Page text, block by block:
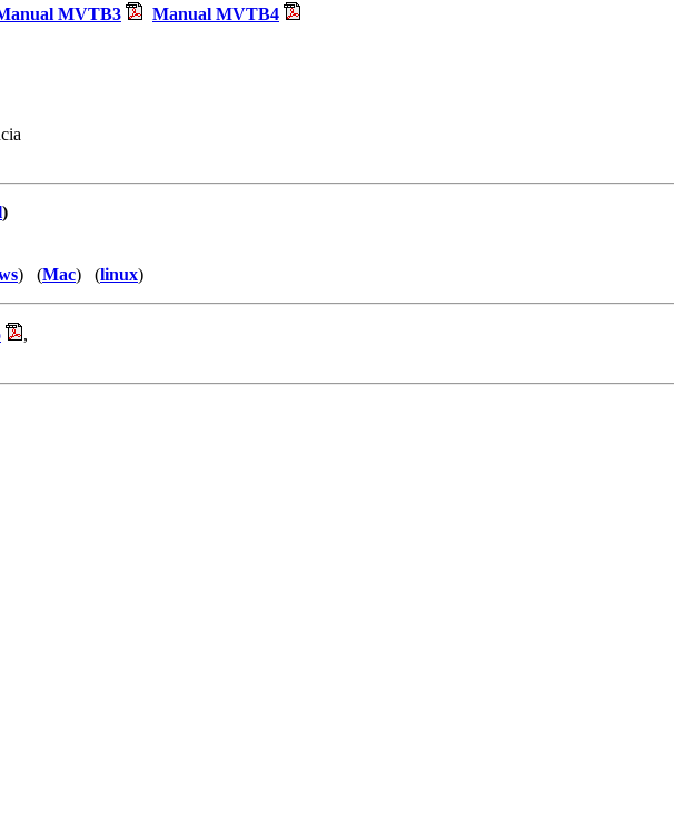
MVTB3
Manual MVTB4
)
) (Mac) (linux)
,